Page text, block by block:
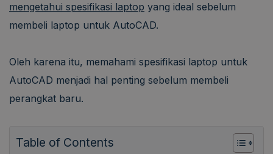
mengetahui spesifikasi laptop yang ideal sebelum
membeli laptop untuk AutoCAD.
Oleh karena itu, memahami spesifikasi laptop untuk
AutoCAD menjadi hal penting sebelum membeli
perangkat baru.
Table of Contents